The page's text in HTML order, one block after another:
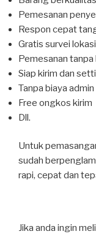
Pemesanan
Respon cepat
Gratis survei
Pemesanan
Siap kirim dan
Tanpa biaya admin
Free ongkos kirim
Dll.
Untuk
sudah
rapi, cepat dan
Jika anda ingin